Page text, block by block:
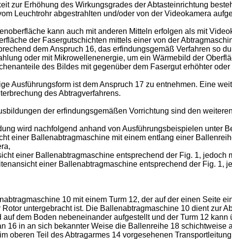
zur Erhöhung des Wirkungsgrades der Abtasteinrichtung
Leuchtrohr abgestrahlten und/oder von der Videokamera
kann auch mit anderen Mitteln erfolgen als mit
der Fasergutschichten mittels einer von der
dem Anspruch 16, das erfindungsgemäß Verfahren so
oder mit Mikrowellenenergie, um ein Wärmebild der
des Bildes mit gegenüber dem Fasergut erhöhter oder
Ausführungsform ist dem Anspruch 17 zu entnehmen. Eine
des Abtragverfahrens.
der erfindungsgemäßen Vorrichtung sind den
wird nachfolgend anhand von Ausführungsbeispielen unter
einer Ballenabtragmaschine mit einem entlang einer
einer Ballenabtragmaschine entsprechend der Fig. 1,
einer Ballenabtrag­maschine entsprechend der Fig. 1,
10 mit einem Turm 12, der auf der einen Seite
untergebracht ist. Die Ballenabtrag­maschine 10 dient zur
dem Boden nebeneinander aufgestellt und der Turm 12
16 in an sich bekannter Weise die Ballenreihe 18
oberen Teil des Abtragarmes 14 vorgesehenen